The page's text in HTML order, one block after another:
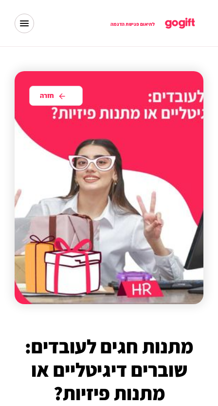
לתיאום פגישת הדגמה
חזרה
מתנות חגים לעובדים:
שוברים דיגיטליים או
מתנות פיזיות?